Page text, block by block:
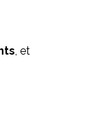
, et